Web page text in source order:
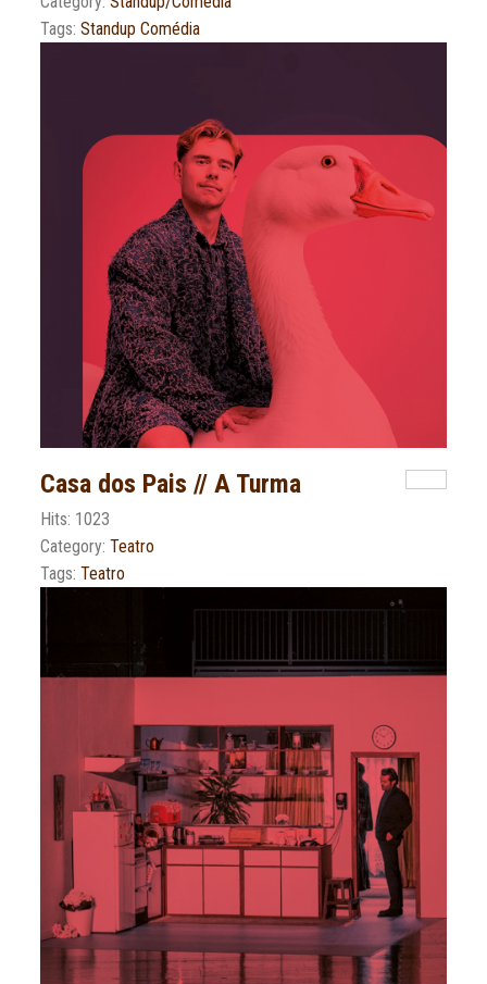
Tags:Standup Comédia
Casa dos Pais // A Turma
Hits: 1023
Category:Teatro
Tags:Teatro